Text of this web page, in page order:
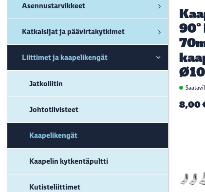
Asennustarvikkeet
Katkaisijat ja päävirtakytkimet
Liittimet ja kaapelikengät
Jatkoliitin
Johtotiivisteet
Kaapelikengät
Kaapelin kytkentäpultti
Kutisteliittimet
8,00